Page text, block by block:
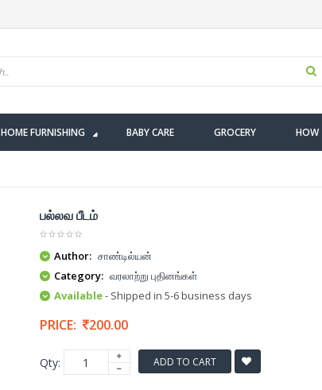
HOME FURNISHING BABY CARE GROCERY HOW
பல்லவ பீடம்
Author: சாண்டில்யன்
Category: வரலாற்று புதினங்கள்
Available- Shipped in 5-6 business days
PRICE: 200.00
Qty: ADD TO CART